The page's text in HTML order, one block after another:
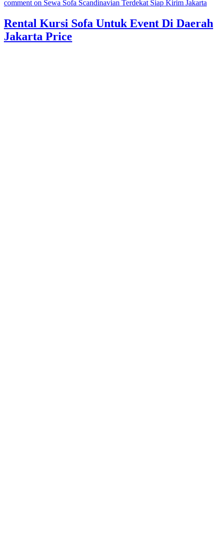
commenton Sewa Sofa Scandinavian Terdekat Siap Kirim Jakarta
Rental Kursi Sofa Untuk Event Di Daerah
Jakarta Price